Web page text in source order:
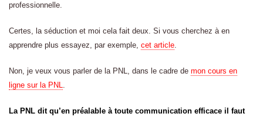
professionnelle.
Certes, la séduction et moi cela fait deux. Si vous cherchez à en
apprendre plus essayez, par exemple, cet article.
Non, je veux vous parler de la PNL, dans le cadre de mon cours en
ligne sur la PNL.
La PNL dit qu’en préalable à toute communication efficace il faut